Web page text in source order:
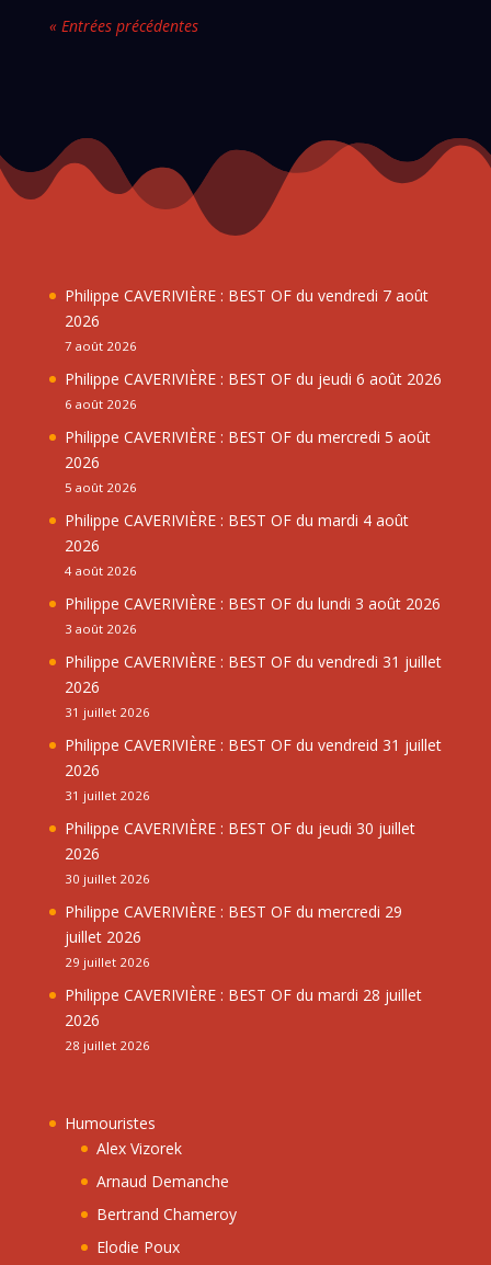
« Entrées précédentes
Philippe CAVERIVIÈRE : BEST OF du vendredi 7 août
2026
7 août 2026
Philippe CAVERIVIÈRE : BEST OF du jeudi 6 août 2026
6 août 2026
Philippe CAVERIVIÈRE : BEST OF du mercredi 5 août
2026
5 août 2026
Philippe CAVERIVIÈRE : BEST OF du mardi 4 août
2026
4 août 2026
Philippe CAVERIVIÈRE : BEST OF du lundi 3 août 2026
3 août 2026
Philippe CAVERIVIÈRE : BEST OF du vendredi 31 juillet
2026
31 juillet 2026
Philippe CAVERIVIÈRE : BEST OF du vendreid 31 juillet
2026
31 juillet 2026
Philippe CAVERIVIÈRE : BEST OF du jeudi 30 juillet
2026
30 juillet 2026
Philippe CAVERIVIÈRE : BEST OF du mercredi 29
juillet 2026
29 juillet 2026
Philippe CAVERIVIÈRE : BEST OF du mardi 28 juillet
2026
28 juillet 2026
Humouristes
Alex Vizorek
Arnaud Demanche
Bertrand Chameroy
Elodie Poux